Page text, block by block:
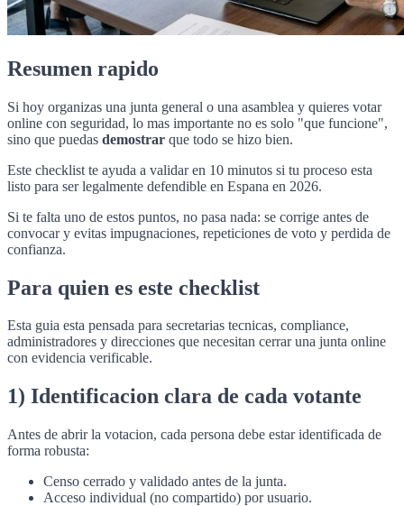
Resumen rapido
Si hoy organizas una junta general o una asamblea y quieres votar
online con seguridad, lo mas importante no es solo "que funcione",
sino que puedas demostrar que todo se hizo bien.
Este checklist te ayuda a validar en 10 minutos si tu proceso esta
listo para ser legalmente defendible en Espana en 2026.
Si te falta uno de estos puntos, no pasa nada: se corrige antes de
convocar y evitas impugnaciones, repeticiones de voto y perdida de
confianza.
Para quien es este checklist
Esta guia esta pensada para secretarias tecnicas, compliance,
administradores y direcciones que necesitan cerrar una junta online
con evidencia verificable.
1) Identificacion clara de cada votante
Antes de abrir la votacion, cada persona debe estar identificada de
forma robusta:
Censo cerrado y validado antes de la junta.
Acceso individual (no compartido) por usuario.